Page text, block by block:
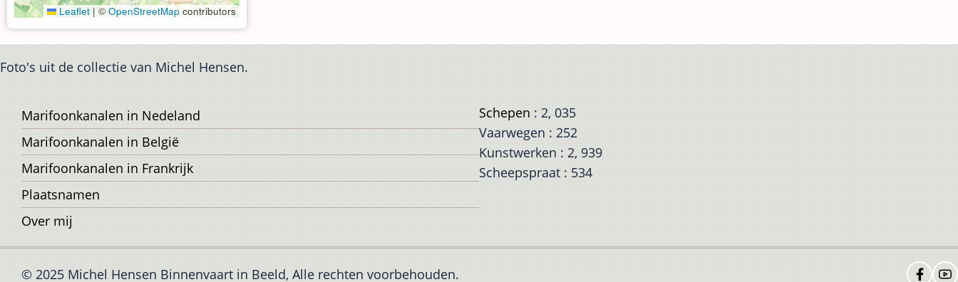
Leaflet | © OpenStreetMap contributors
Foto's uit de collectie van Michel Hensen.
Voet
Marifoonkanalen in Nedeland
Marifoonkanalen in België
Marifoonkanalen in Frankrijk
Plaatsnamen
Over mij
Schepen : 2, 035
Vaarwegen : 252
Kunstwerken : 2, 939
Scheepspraat : 534
© 2025 Michel Hensen Binnenvaart in Beeld, Alle rechten voorbehouden.